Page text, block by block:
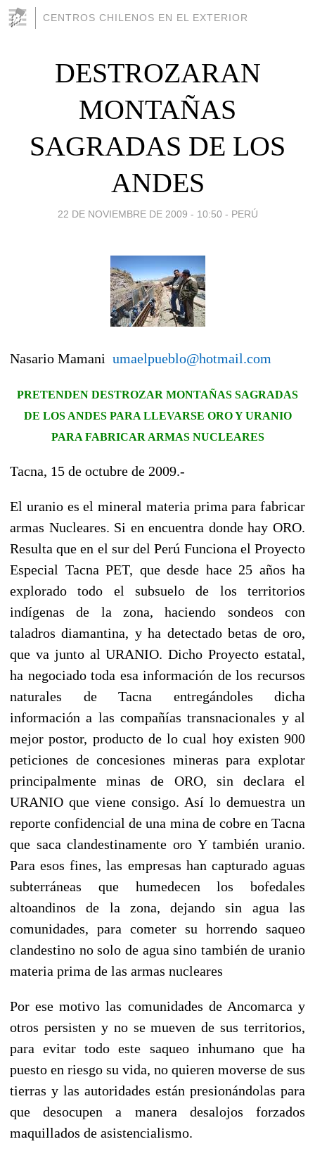
CENTROS CHILENOS EN EL EXTERIOR
DESTROZARAN
MONTAÑAS
SAGRADAS DE LOS
ANDES
22 DE NOVIEMBRE DE 2009 - 10:50 - PERÚ
Nasario Mamani umaelpueblo@hotmail.com
PRETENDEN DESTROZAR MONTAÑAS SAGRADAS
DE LOS ANDES PARA LLEVARSE ORO Y URANIO
PARA FABRICAR ARMAS NUCLEARES
Tacna, 15 de octubre de 2009.-
El uranio es el mineral materia prima para fabricar
armas Nucleares. Si en encuentra donde hay ORO.
Resulta que en el sur del Perú Funciona el Proyecto
Especial Tacna PET, que desde hace 25 años ha
explorado todo el subsuelo de los territorios
indígenas de la zona, haciendo sondeos con
taladros diamantina, y ha detectado betas de oro,
que va junto al URANIO. Dicho Proyecto estatal,
ha negociado toda esa información de los recursos
naturales de Tacna entregándoles dicha
información a las compañías transnacionales y al
mejor postor, producto de lo cual hoy existen 900
peticiones de concesiones mineras para explotar
principalmente minas de ORO, sin declara el
URANIO que viene consigo. Así lo demuestra un
reporte confidencial de una mina de cobre en Tacna
que saca clandestinamente oro Y también uranio.
Para esos fines, las empresas han capturado aguas
subterráneas que humedecen los bofedales
altoandinos de la zona, dejando sin agua las
comunidades, para cometer su horrendo saqueo
clandestino no solo de agua sino también de uranio
materia prima de las armas nucleares
Por ese motivo las comunidades de Ancomarca y
otros persisten y no se mueven de sus territorios,
para evitar todo este saqueo inhumano que ha
puesto en riesgo su vida, no quieren moverse de sus
tierras y las autoridades están presionándolas para
que desocupen a manera desalojos forzados
maquillados de asistencialismo.